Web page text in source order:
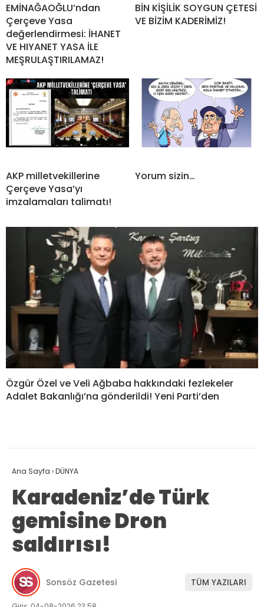
EMİNAĞAOĞLU’ndan
Çerçeve Yasa
değerlendirmesi: İHANET
VE HIYANET YASA İLE
MEŞRULAŞTIRILAMAZ!
BİN KİŞİLİK SOYGUN ÇETESİ
VE BİZİM KADERİMİZ!
AKP milletvekillerine
Çerçeve Yasa’yı
imzalamaları talimatı!
Yorum sizin…
Özgür Özel ve Veli Ağbaba hakkındaki fezlekeler
Adalet Bakanlığı’na gönderildi! Yeni Parti’den
Ana Sayfa ›DÜNYA
Karadeniz’de Türk
gemisine Dron
saldırısı!
Sonsöz Gazetesi TÜM YAZILARI